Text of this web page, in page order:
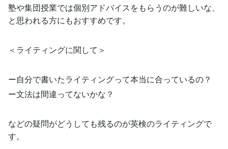
塾や集団授業では個別アドバイスをもらうのが難しいな、
と思われる方にもおすすめです。
＜ライティングに関して＞
ー自分で書いたライティングって本当に合っているの？
ー文法は間違ってないかな？
などの疑問がどうしても残るのが英検のライティングで
す。